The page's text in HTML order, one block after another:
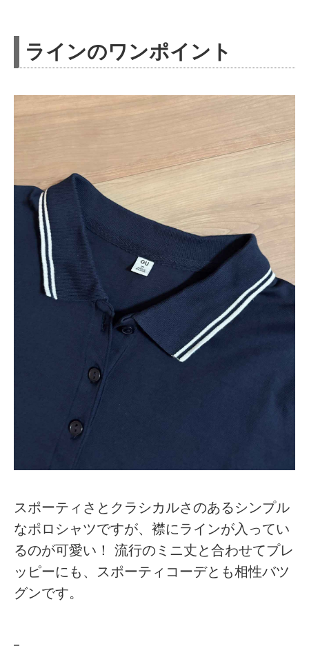
ラインのワンポイント
スポーティさとクラシカルさのあるシンプル
なポロシャツですが、襟にラインが入ってい
るのが可愛い！ 流行のミニ丈と合わせてプレ
ッピーにも、スポーティコーデとも相性バツ
グンです。